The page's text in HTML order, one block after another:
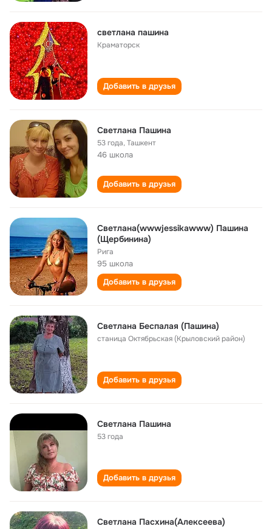
светлана пашина
Краматорск
Добавить в друзья
Светлана Пашина
53 года,Ташкент
46 школа
Добавить в друзья
Светлана(wwwjessikawww) Пашина
(Щербинина)
Рига
95 школа
Добавить в друзья
Светлана Беспалая (Пашина)
станица Октябрьская (Крыловский район)
Добавить в друзья
Светлана Пашина
53 года
Добавить в друзья
Светлана Пасхина(Алексеева)